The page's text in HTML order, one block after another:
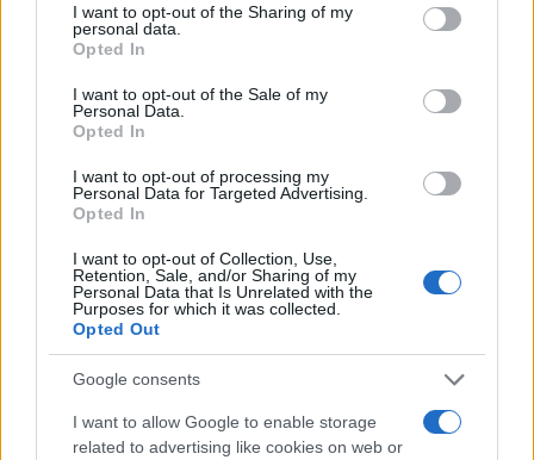
not limited to your visit or usage behaviour. You may click to
grant or deny consent to Google and its third-party tags to
use your data for below specified purposes in below Google
consent section.
I want to opt-out of the Sharing of my
personal data.
Opted In
I want to opt-out of the Sale of my
Personal Data.
Opted In
I want to opt-out of processing my
Personal Data for Targeted Advertising.
Opted In
I want to opt-out of Collection, Use,
Retention, Sale, and/or Sharing of my
Personal Data that Is Unrelated with the
Purposes for which it was collected.
Opted Out
Google consents
I want to allow Google to enable storage
related to advertising like cookies on web or
Continuez la lecture
NEWS